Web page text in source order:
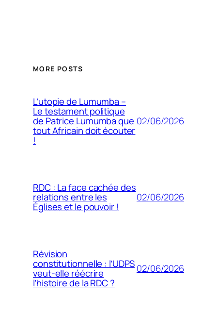
MORE POSTS
L’utopie de Lumumba –
Le testament politique
de Patrice Lumumba que
tout Africain doit écouter
!
02/06/2026
RDC : La face cachée des
relations entre les
Églises et le pouvoir !
02/06/2026
Révision
constitutionnelle : l’UDPS
veut-elle réécrire
l’histoire de la RDC ?
02/06/2026